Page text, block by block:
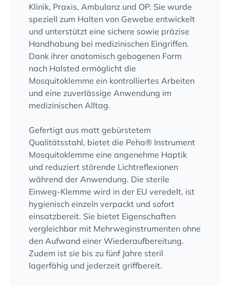
Klinik, Praxis, Ambulanz und OP. Sie wurde
speziell zum Halten von Gewebe entwickelt
und unterstützt eine sichere sowie präzise
Handhabung bei medizinischen Eingriffen.
Dank ihrer anatomisch gebogenen Form
nach Halsted ermöglicht die
Mosquitoklemme ein kontrolliertes Arbeiten
und eine zuverlässige Anwendung im
medizinischen Alltag.
Gefertigt aus matt gebürstetem
Qualitätsstahl, bietet die Peha® Instrument
Mosquitoklemme eine angenehme Haptik
und reduziert störende Lichtreflexionen
während der Anwendung. Die sterile
Einweg-Klemme wird in der EU veredelt, ist
hygienisch einzeln verpackt und sofort
einsatzbereit. Sie bietet Eigenschaften
vergleichbar mit Mehrweginstrumenten ohne
den Aufwand einer Wiederaufbereitung.
Zudem ist sie bis zu fünf Jahre steril
lagerfähig und jederzeit griffbereit.